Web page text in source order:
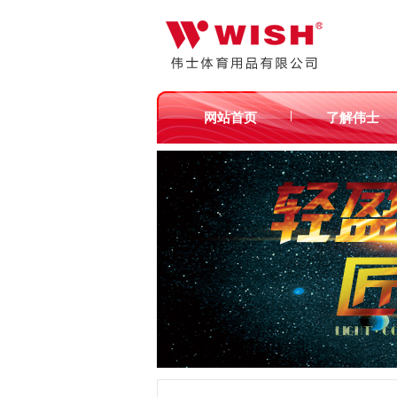
网站首页 | 了解伟士